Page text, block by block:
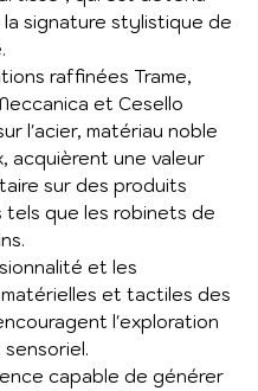
la signature stylistique de
raffinées Trame,
et Cesello
l'acier, matériau noble
acquièrent une valeur
sur des produits
tels que les robinets de
et les
et tactiles des
l'exploration
capable de générer